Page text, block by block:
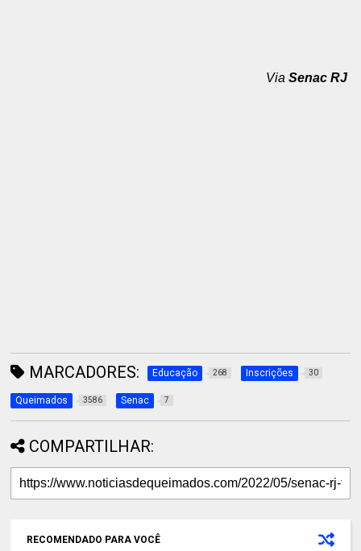
Via Senac RJ
MARCADORES: Educação 268 Inscrições 30
Queimados 3586 Senac 7
COMPARTILHAR:
RECOMENDADO PARA VOCÊ